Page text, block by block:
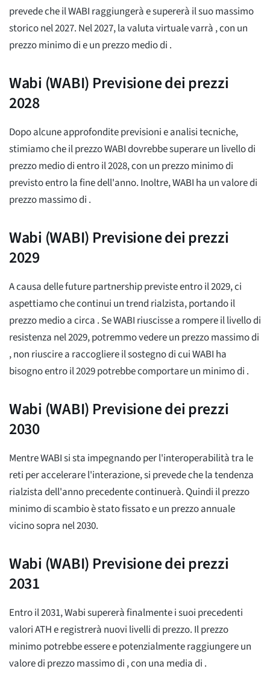
prevede che il WABI raggiungerà e supererà il suo massimo
storico nel 2027. Nel 2027, la valuta virtuale varrà , con un
prezzo minimo die un prezzo medio di .
Wabi (WABI) Previsione dei prezzi
2028
Dopo alcune approfondite previsioni e analisi tecniche,
stimiamo che il prezzo WABI dovrebbe superare un livello di
prezzo medio dientro il 2028, con un prezzo minimo di
previsto entro la fine dell'anno. Inoltre, WABI ha un valore di
prezzo massimo di .
Wabi (WABI) Previsione dei prezzi
2029
A causa delle future partnership previste entro il 2029, ci
aspettiamo che continui un trend rialzista, portando il
prezzo medio a circa . Se WABI riuscisse a rompere il livello di
resistenza nel 2029, potremmo vedere un prezzo massimo di
, non riuscire a raccogliere il sostegno di cui WABI ha
bisogno entro il 2029 potrebbe comportare un minimo di .
Wabi (WABI) Previsione dei prezzi
2030
Mentre WABI si sta impegnando per l'interoperabilità tra le
reti per accelerare l'interazione, si prevede che la tendenza
rialzista dell'anno precedente continuerà. Quindi il prezzo
minimo di scambio è stato fissatoe un prezzo annuale
vicino sopra nel 2030.
Wabi (WABI) Previsione dei prezzi
2031
Entro il 2031, Wabi supererà finalmente i suoi precedenti
valori ATH e registrerà nuovi livelli di prezzo. Il prezzo
minimo potrebbe esseree potenzialmente raggiungere un
valore di prezzo massimo di , con una media di .